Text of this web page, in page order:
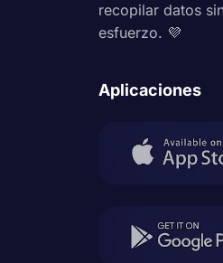
recopilar datos
esfuerzo. 💜
Aplicaciones